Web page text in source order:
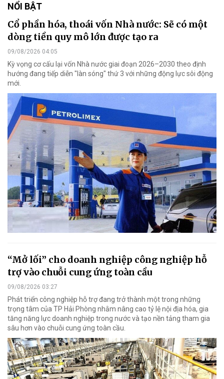
NỔI BẬT
Cổ phần hóa, thoái vốn Nhà nước: Sẽ có một
dòng tiền quy mô lớn được tạo ra
09/08/2026 04:05
Kỳ vọng cơ cấu lại vốn Nhà nước giai đoạn 2026–2030 theo định
hướng đang tiếp diễn "làn sóng" thứ 3 với những động lực sôi động
mới.
“Mở lối” cho doanh nghiệp công nghiệp hỗ
trợ vào chuỗi cung ứng toàn cầu
09/08/2026 03:27
Phát triển công nghiệp hỗ trợ đang trở thành một trong những
trọng tâm của TP Hải Phòng nhằm nâng cao tỷ lệ nội địa hóa, gia
tăng năng lực doanh nghiệp trong nước và tạo nền tảng tham gia
sâu hơn vào chuỗi cung ứng toàn cầu.